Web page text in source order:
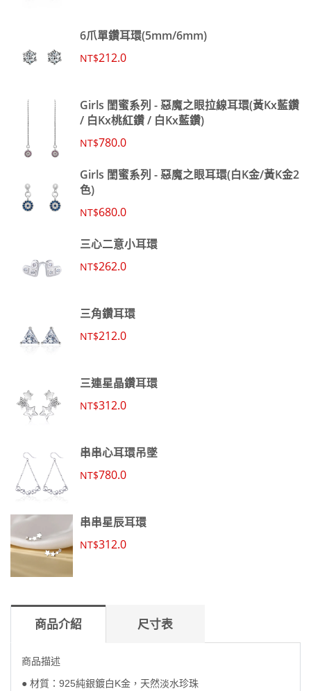
6爪單鑽耳環(5mm/6mm)
NT$212.0
Girls 閨蜜系列 - 惡魔之眼拉線耳環(黃Kx藍鑽
/ 白Kx桃紅鑽 / 白Kx藍鑽)
NT$780.0
Girls 閨蜜系列 - 惡魔之眼耳環(白K金/黃K金2
色)
NT$680.0
三心二意小耳環
NT$262.0
三角鑽耳環
NT$212.0
三連星晶鑽耳環
NT$312.0
串串心耳環吊墜
NT$780.0
串串星辰耳環
NT$312.0
商品介紹 尺寸表
商品描述
● 材質：925純銀鍍白K金，天然淡水珍珠